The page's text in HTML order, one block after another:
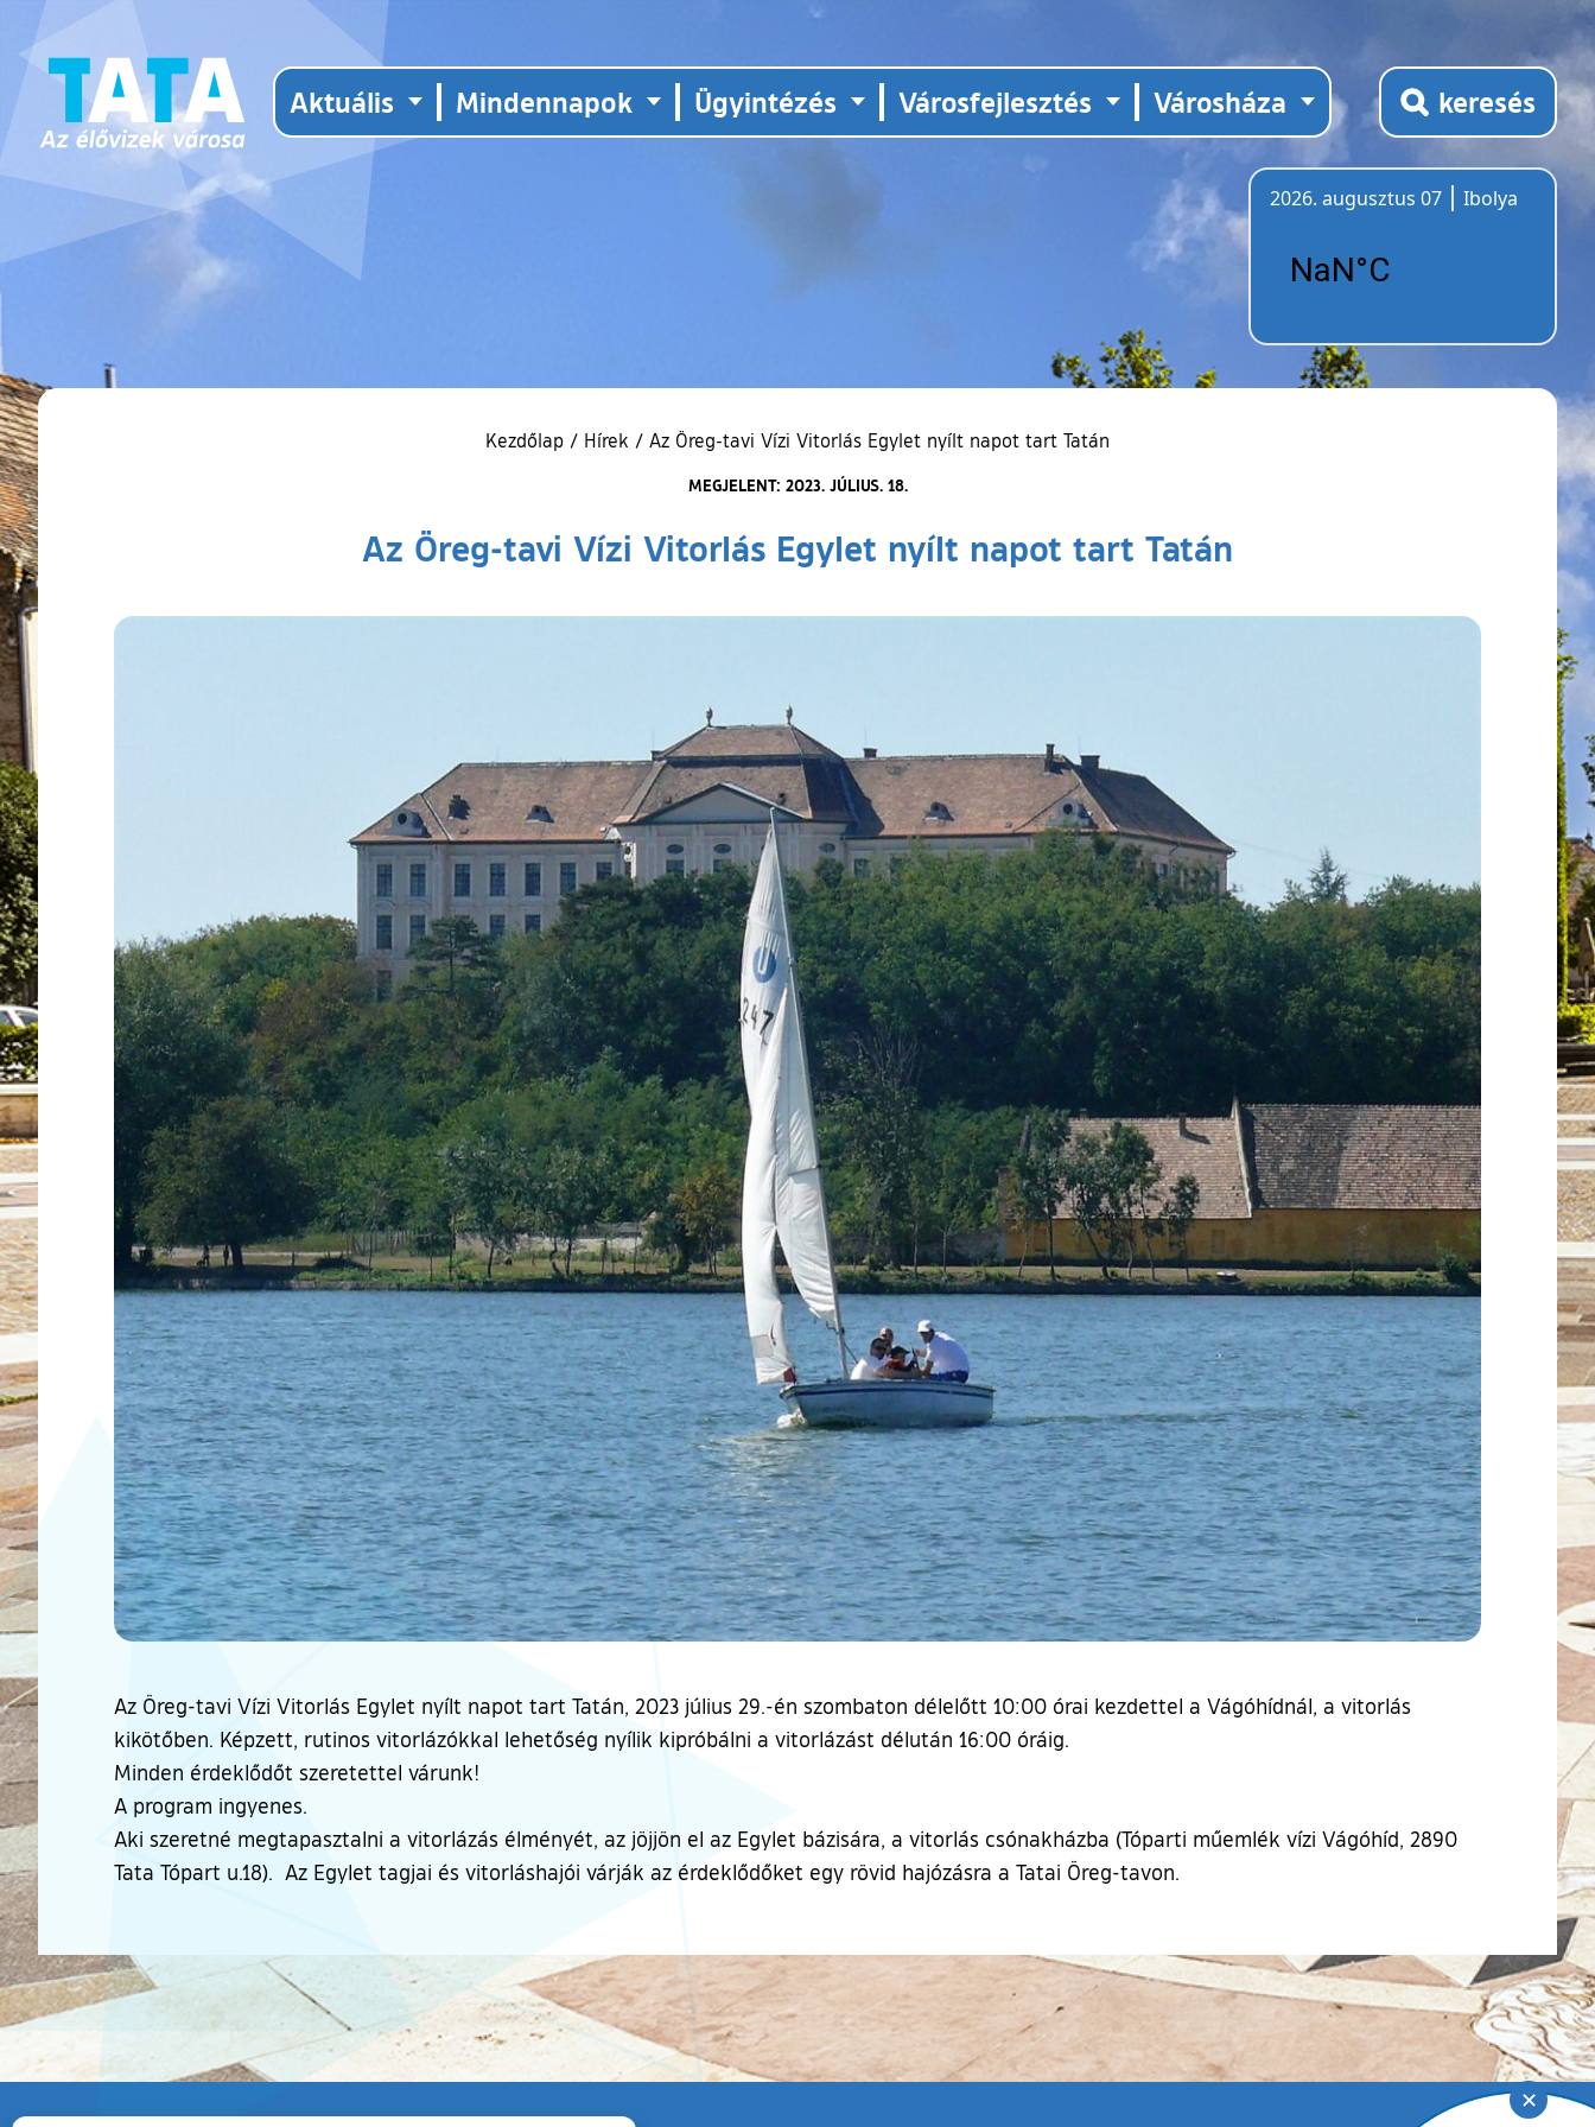
Aktuális Mindennapok Ügyintézés Városfejlesztés Városháza keresés
2026. augusztus 07
Ibolya
Kezdőlap / Hírek / Az Öreg-tavi Vízi Vitorlás Egylet nyílt napot tart Tatán
MEGJELENT: 2023. JÚLIUS. 18.
Az Öreg-tavi Vízi Vitorlás Egylet nyílt napot tart Tatán
Az Öreg-tavi Vízi Vitorlás Egylet nyílt napot tart Tatán, 2023 július 29.-én szombaton délelőtt 10:00 órai kezdettel a Vágóhídnál, a vitorlás
kikötőben. Képzett, rutinos vitorlázókkal lehetőség nyílik kipróbálni a vitorlázást délután 16:00 óráig.
Minden érdeklődőt szeretettel várunk!
A program ingyenes.
Aki szeretné megtapasztalni a vitorlázás élményét, az jöjjön el az Egylet bázisára, a vitorlás csónakházba (Tóparti műemlék vízi Vágóhíd, 2890
Tata Tópart u.18). Az Egylet tagjai és vitorláshajói várják az érdeklődőket egy rövid hajózásra a Tatai Öreg-tavon.
✕